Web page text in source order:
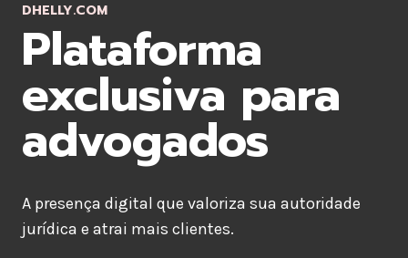
DHELLY.COM
Plataforma
exclusiva para
advogados
A presença digital que valoriza sua autoridade
jurídica e atrai mais clientes.